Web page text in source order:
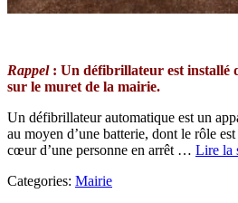
Rappel: Un défibrillateur est installé
sur le muret de la mairie.
Un défibrillateur automatique est un
au moyen d’une batterie, dont le rôle
cœur d’une personne en arrêt … Lire la
Categories: Mairie